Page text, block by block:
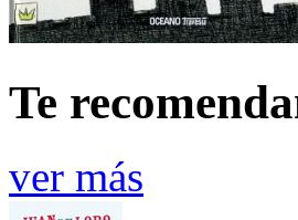
Te
ver más